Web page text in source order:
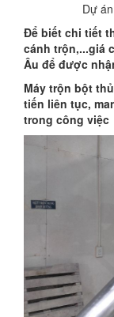
Dự
Để biết chi tiết
cánh trộn,...giá
Âu để được
Máy trộn bột
tiến liên tục,
trong công việc